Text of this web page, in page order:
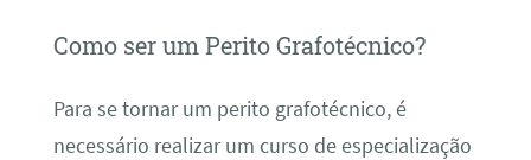
Como ser um Perito Grafotécnico?
Para se tornar um perito grafotécnico, é
necessário realizar um curso de especialização